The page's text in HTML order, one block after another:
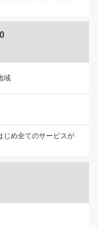
域
じめ全てのサービスが